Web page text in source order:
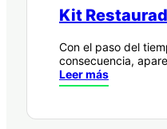
Kit
Con el paso del
consecuencia,
Leer más